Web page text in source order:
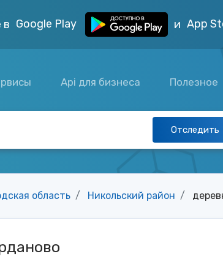
в Google Play и App
Api для бизнеса Полезное
Отследить
область Никольский район